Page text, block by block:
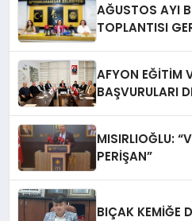
AĞUSTOS AYI
TOPLANTISI
AFYON EĞİTİM
BAŞVURULARI
MISIRLIOĞLU:
PERİŞAN”
BIÇAK KEMİĞE